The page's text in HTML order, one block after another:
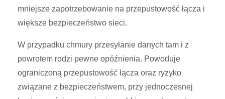
mniejsze zapotrzebowanie na przepustowość łącza i
większe bezpieczeństwo sieci.
W przypadku chmury przesyłanie danych tam i z
powrotem rodzi pewne opóźnienia. Powoduje
ograniczoną przepustowość łącza oraz ryzyko
związane z bezpieczeństwem, przy jednoczesnej